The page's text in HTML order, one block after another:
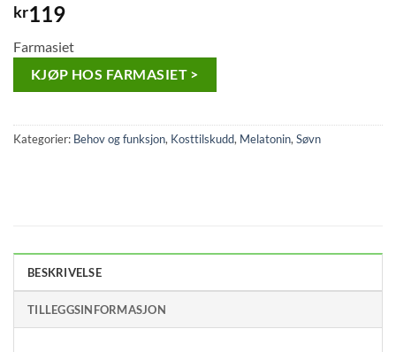
kr119
Farmasiet
KJØP HOS FARMASIET >
Kategorier: Behov og funksjon, Kosttilskudd, Melatonin, Søvn
BESKRIVELSE
TILLEGGSINFORMASJON